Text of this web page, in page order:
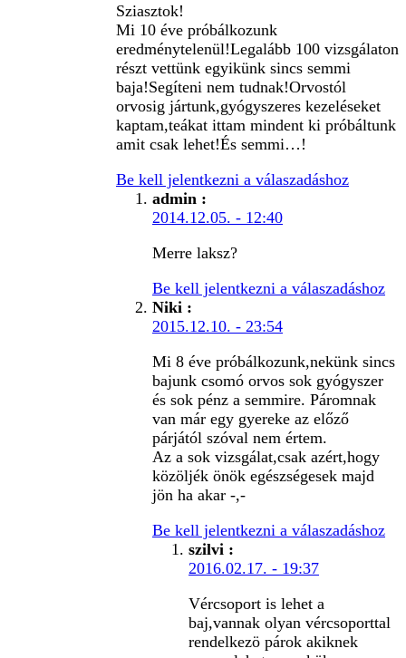
Sziasztok!
Mi 10 éve próbálkozunk
eredménytelenül!Legalább 100 vizsgálaton
részt vettünk egyikünk sincs semmi
baja!Segíteni nem tudnak!Orvostól
orvosig jártunk,gyógyszeres kezeléseket
kaptam,teákat ittam mindent ki próbáltunk
amit csak lehet!És semmi…!
Be kell jelentkezni a válaszadáshoz
admin :
2014.12.05. - 12:40
Merre laksz?
Be kell jelentkezni a válaszadáshoz
Niki :
2015.12.10. - 23:54
Mi 8 éve próbálkozunk,nekünk sincs
bajunk csomó orvos sok gyógyszer
és sok pénz a semmire. Páromnak
van már egy gyereke az előző
párjától szóval nem értem.
Az a sok vizsgálat,csak azért,hogy
közöljék önök egészségesek majd
jön ha akar -,-
Be kell jelentkezni a válaszadáshoz
szilvi :
2016.02.17. - 19:37
Vércsoport is lehet a
baj,vannak olyan vércsoporttal
rendelkezö párok akiknek